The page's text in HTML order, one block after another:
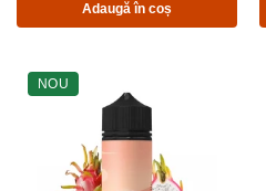
Adaugă în coș
NOU